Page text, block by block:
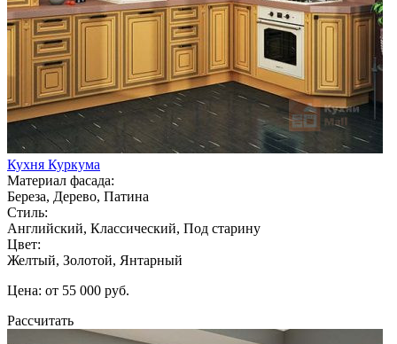
Кухня Куркума
Материал фасада:
Береза, Дерево, Патина
Стиль:
Английский, Классический, Под старину
Цвет:
Желтый, Золотой, Янтарный
Цена: от 55 000 руб.
Рассчитать